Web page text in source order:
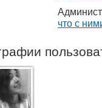
что с